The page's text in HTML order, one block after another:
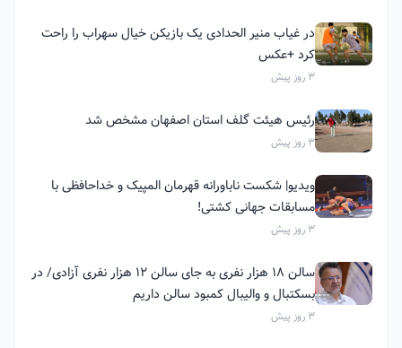
در غیاب منیر الحدادی یک بازیکن خیال سهراب را راحت
کرد +عکس
3 روز پیش
رئیس هیئت گلف استان اصفهان مشخص شد
3 روز پیش
ویدیو| شکست ناباورانه قهرمان المپیک و خداحافظی با
مسابقات جهانی کشتی!
3 روز پیش
سالن ۱۸ هزار نفری به جای سالن ۱۲ هزار نفری آزادی/ در
بسکتبال و والیبال کمبود سالن داریم
3 روز پیش